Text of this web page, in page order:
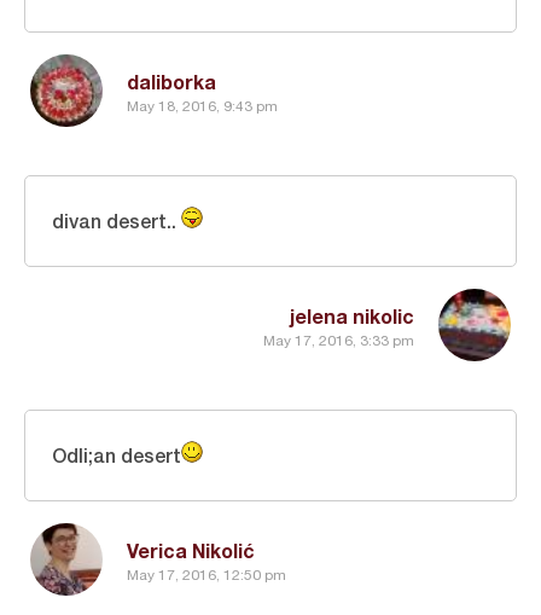
daliborka
May 18, 2016, 9:43 pm
jelena nikolic
May 17, 2016, 3:33 pm
divan desert..
Verica Nikolić
May 17, 2016, 12:50 pm
Odli;an desert